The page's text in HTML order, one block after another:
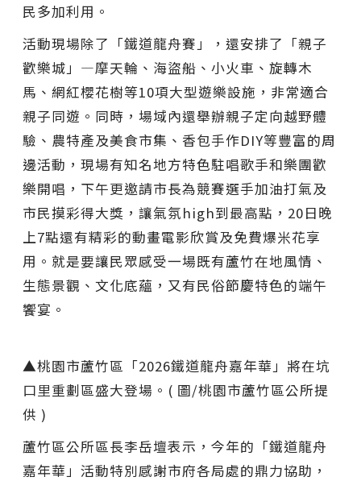
民多加利用。
活動現場除了「鐵道龍舟賽」，還安排了「親子
歡樂城」—摩天輪、海盜船、小火車、旋轉木
馬、網紅櫻花樹等10項大型遊樂設施，非常適合
親子同遊。同時，場域內還舉辦親子定向越野體
驗、農特產及美食市集、香包手作DIY等豐富的周
邊活動，現場有知名地方特色駐唱歌手和樂團歡
樂開唱，下午更邀請市長為競賽選手加油打氣及
市民摸彩得大獎，讓氣氛high到最高點，20日晚
上7點還有精彩的動畫電影欣賞及免費爆米花享
用。就是要讓民眾感受一場既有蘆竹在地風情、
生態景觀、文化底蘊，又有民俗節慶特色的端午
饗宴。
▲桃園市蘆竹區「2026鐵道龍舟嘉年華」將在坑
口里重劃區盛大登場。( 圖/桃園市蘆竹區公所提
供 )
蘆竹區公所區長李岳壇表示，今年的「鐵道龍舟
嘉年華」活動特別感謝市府各局處的鼎力協助，